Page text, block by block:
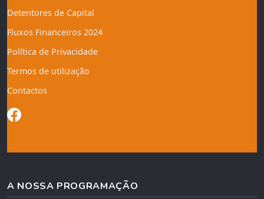
Detentores de Capital
Fluxos Financeiros 2024
Política de Privacidade
Termos de utilização
Contactos
A NOSSA PROGRAMAÇÃO